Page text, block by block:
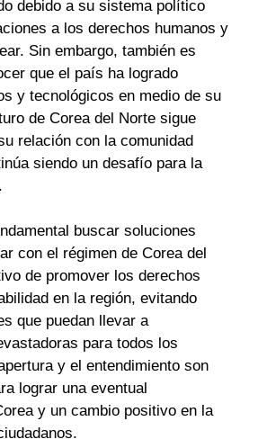
debido a su sistema político
a los derechos humanos y
Sin embargo, también es
que el país ha logrado
y tecnológicos en medio de su
de Corea del Norte sigue
relación con la comunidad
siendo un desafío para la
buscar soluciones
con el régimen de Corea del
de promover los derechos
en la región, evitando
que puedan llevar a
para todos los
y el entendimiento son
lograr una eventual
y un cambio positivo en la